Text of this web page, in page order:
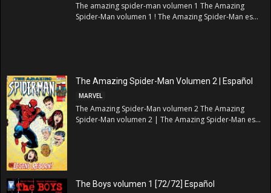
The amazing spider-man volumen 1 The Amazing
Spider-Man volumen 1 ! The Amazing Spider-Man es...
The Amazing Spider-Man Volumen 2 | Español
MARVEL
The Amazing Spider-Man volumen 2 The Amazing
Spider-Man volumen 2 | The Amazing Spider-Man es...
The Boys volumen 1 [72/72] Español